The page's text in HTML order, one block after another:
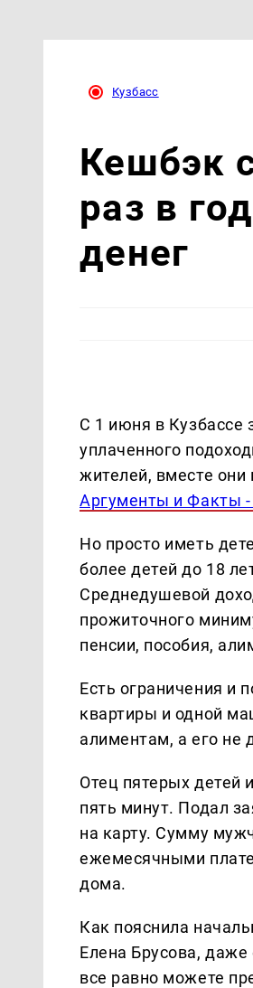
Кузбасс
Кешбэк
раз в
денег
С 1 июня в Кузбассе
уплаченного
жителей, вместе
Аргументы и Факты -
Но просто иметь
более детей до 18
Среднедушевой
прожиточного
пенсии, пособия,
Есть ограничения и
квартиры и одной
алиментам, а его не
Отец пятерых детей
пять минут. Подал
на карту. Сумму
ежемесячными
дома.
Как пояснила
Елена Брусова,
все равно можете